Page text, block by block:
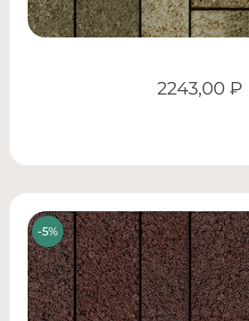
2243,00 ₽